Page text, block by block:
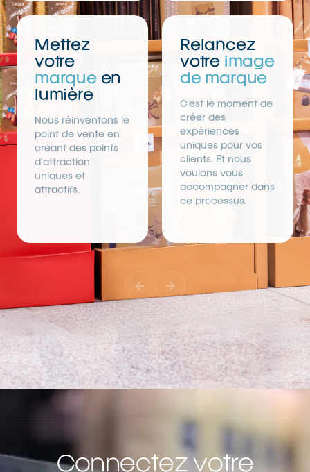
Mettez
votre
marqueen
lumière
Nous réinventons le
point de vente en
créant des points
d’attraction
uniques et
attractifs.
Relancez
votre image
de marque
C’est le moment de
créer des
expériences
uniques pour vos
clients. Et nous
voulons vous
accompagner dans
ce processus.
Connectez votre